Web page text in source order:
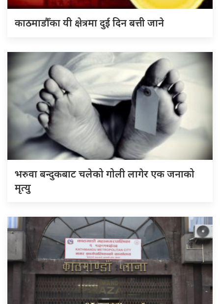
काठमाडौँका यी क्षेत्रमा दुई दिन बत्ती जाने
भरुवा बन्दुकबाट चलेको गोली लागेर एक जनाको
मृत्यु